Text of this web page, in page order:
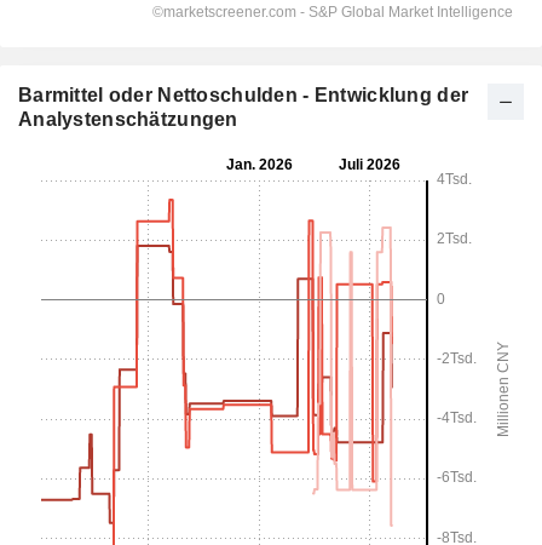
Barmittel oder Nettoschulden - Entwicklung der
Analystenschätzungen